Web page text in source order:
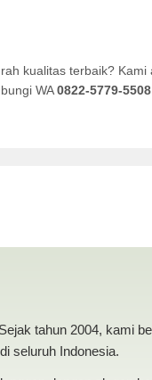
kualitas terbaik? Kami
WA0822-5779-5508
tahun 2004, kami
seluruh Indonesia.